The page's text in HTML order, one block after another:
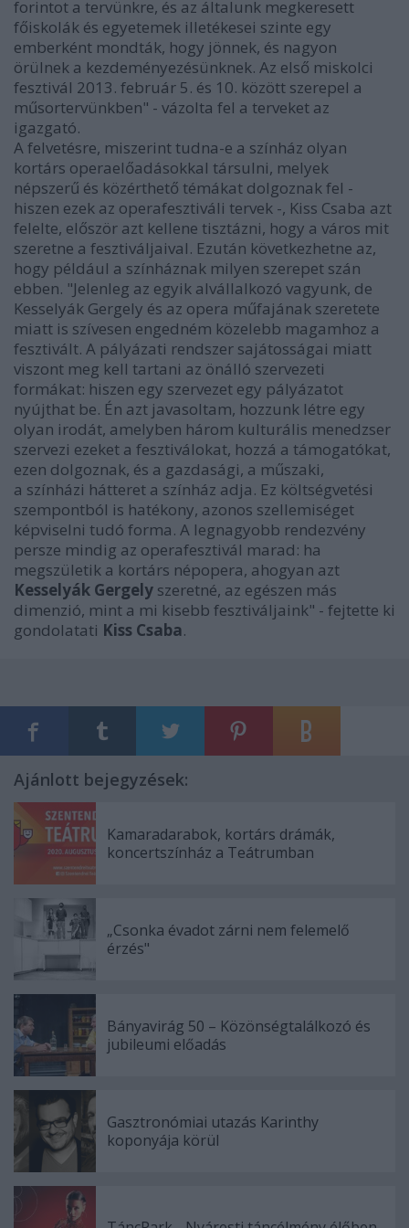
forintot a tervünkre, és az általunk megkeresett
főiskolák és egyetemek illetékesei szinte egy
emberként mondták, hogy jönnek, és nagyon
örülnek a kezdeményezésünknek. Az első miskolci
fesztivál 2013. február 5. és 10. között szerepel a
műsortervünkben" - vázolta fel a terveket az
igazgató.
A felvetésre, miszerint tudna-e a színház olyan
kortárs operaelőadásokkal társulni, melyek
népszerű és közérthető témákat dolgoznak fel -
hiszen ezek az operafesztiváli tervek -, Kiss Csaba azt
felelte, először azt kellene tisztázni, hogy a város mit
szeretne a fesztiváljaival. Ezután következhetne az,
hogy például a színháznak milyen szerepet szán
ebben. "Jelenleg az egyik alvállalkozó vagyunk, de
Kesselyák Gergely és az opera műfajának szeretete
miatt is szívesen engedném közelebb magamhoz a
fesztivált. A pályázati rendszer sajátosságai miatt
viszont meg kell tartani az önálló szervezeti
formákat: hiszen egy szervezet egy pályázatot
nyújthat be. Én azt javasoltam, hozzunk létre egy
olyan irodát, amelyben három kulturális menedzser
szervezi ezeket a fesztiválokat, hozzá a támogatókat,
ezen dolgoznak, és a gazdasági, a műszaki,
a színházi hátteret a színház adja. Ez költségvetési
szempontból is hatékony, azonos szellemiséget
képviselni tudó forma. A legnagyobb rendezvény
persze mindig az operafesztivál marad: ha
megszületik a kortárs népopera, ahogyan azt
Kesselyák Gergely szeretné, az egészen más
dimenzió, mint a mi kisebb fesztiváljaink" - fejtette ki
gondolatati Kiss Csaba.
Ajánlott bejegyzések:
Kamaradarabok, kortárs drámák,
koncertszínház a Teátrumban
„Csonka évadot zárni nem felemelő
érzés"
Bányavirág 50 – Közönségtalálkozó és
jubileumi előadás
Gasztronómiai utazás Karinthy
koponyája körül